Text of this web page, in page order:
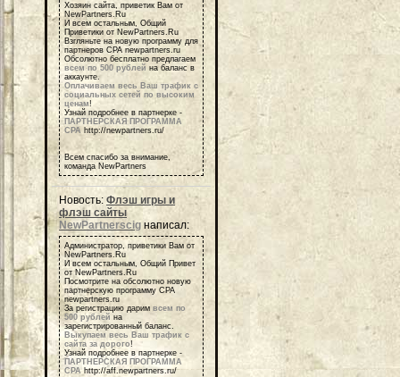
Хозяин сайта, приветик Вам от
NewPartners.Ru
И всем остальным, Общий
Приветики от NewPartners.Ru
Взгляньте на новую программу для
партнеров СРА newpartners.ru
Обсолютно бесплатно предлагаем
всем по 500 рублей на баланс в
аккаунте.
Оплачиваем весь Ваш трафик с
социальных сетей по высоким
ценам!
Узнай подробнее в партнерке -
ПАРТНЕРСКАЯ ПРОГРАММА
СРА http://newpartners.ru/
Всем спасибо за внимание,
команда NewPartners
Новость: Флэш игры и
флэш сайты
NewPartnerscig написал:
Администратор, приветики Вам от
NewPartners.Ru
И всем остальным, Общий Привет
от NewPartners.Ru
Посмотрите на обсолютно новую
партнерскую программу СРА
newpartners.ru
За регистрацию дарим всем по
500 рублей на
зарегистрированный баланс.
Выкупаем весь Ваш трафик с
сайта за дорого!
Узнай подробнее в партнерке -
ПАРТНЕРСКАЯ ПРОГРАММА
СРАhttp://aff.newpartners.ru/